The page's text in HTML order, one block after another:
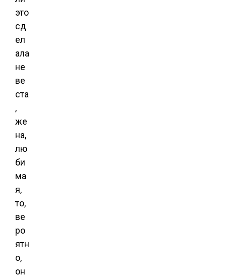
это
сд
ел
ала
не
ве
ста
,
же
на,
лю
би
ма
я,
то,
ве
ро
ятн
о,
он